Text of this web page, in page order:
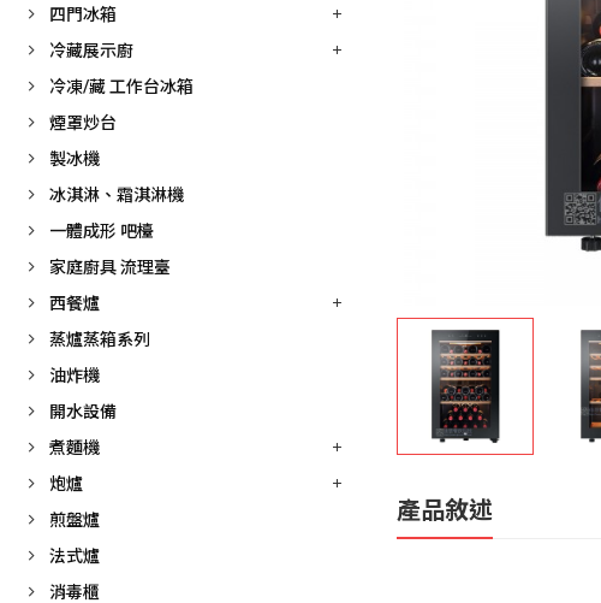
四門冰箱
冷藏展示廚
冷凍/藏 工作台冰箱
煙罩炒台
製冰機
冰淇淋、霜淇淋機
一體成形 吧檯
家庭廚具 流理臺
西餐爐
蒸爐蒸箱系列
油炸機
開水設備
煮麵機
炮爐
煎盤爐
法式爐
消毒櫃
產品敘述